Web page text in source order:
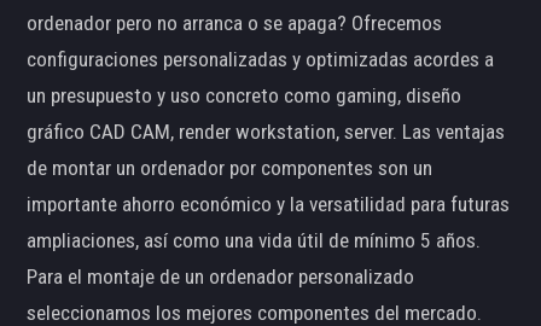
ordenador pero no arranca o se apaga? Ofrecemos
configuraciones personalizadas y optimizadas acordes a
un presupuesto y uso concreto como gaming, diseño
gráfico CAD CAM, render workstation, server. Las ventajas
de montar un ordenador por componentes son un
importante ahorro económico y la versatilidad para futuras
ampliaciones, así como una vida útil de mínimo 5 años.
Para el montaje de un ordenador personalizado
seleccionamos los mejores componentes del mercado.